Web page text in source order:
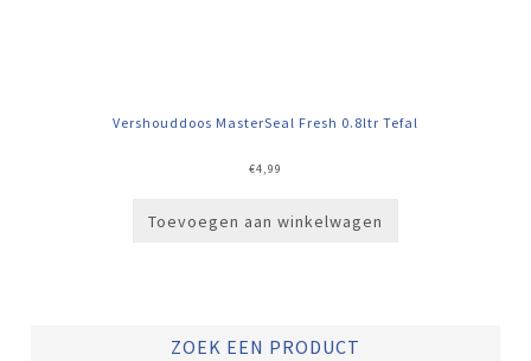
Vershouddoos MasterSeal Fresh 0.8ltr Tefal
€4,99
Toevoegen aan winkelwagen
ZOEK EEN PRODUCT